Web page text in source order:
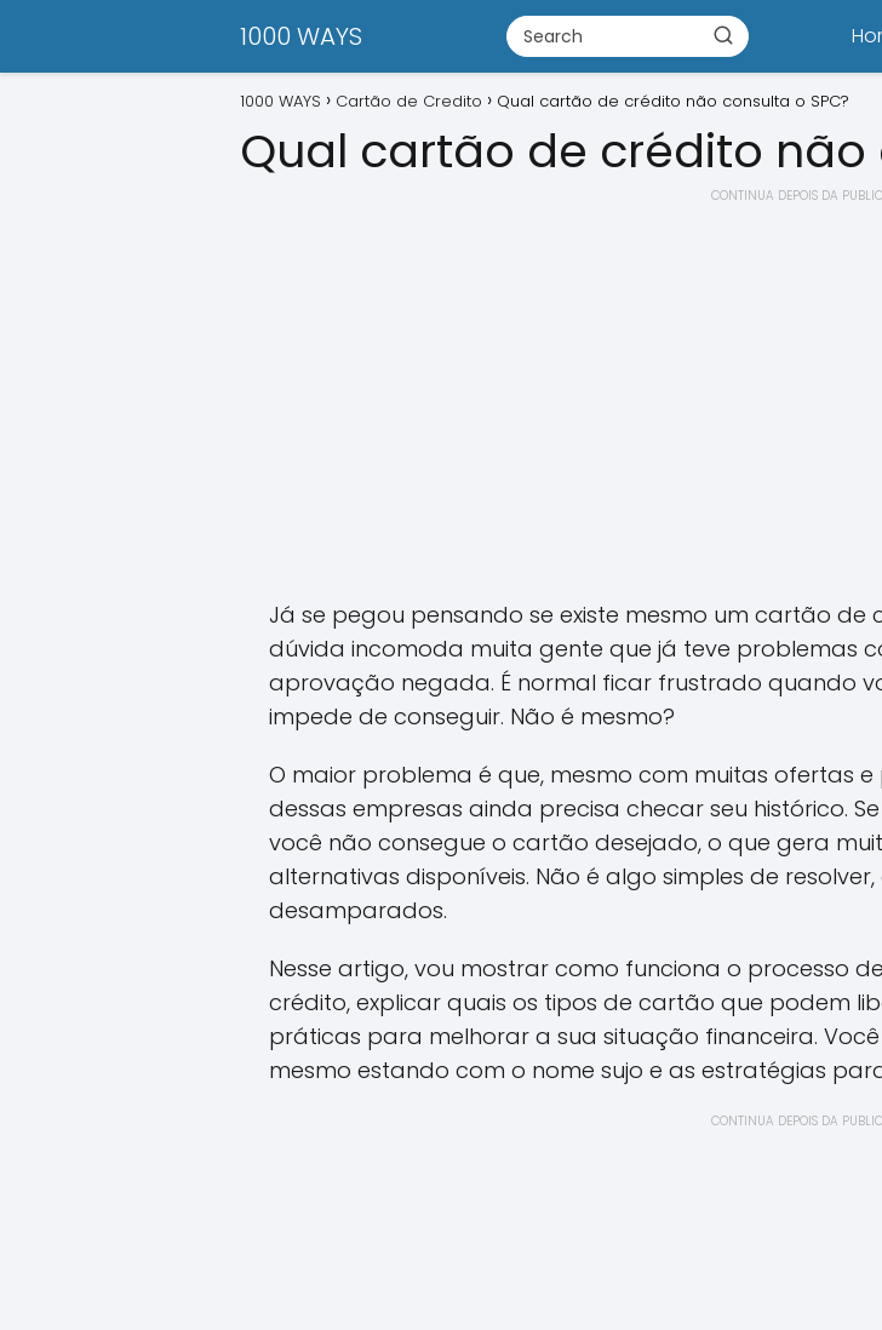
1000 WAYS
1000 WAYS Cartão de Credito Qual cartão de crédito não consulta o SPC?
Qual cartão de crédito não
CONTINUA DEPOIS DA
Já se pegou pensando se existe mesmo um cartão de
dúvida incomoda muita gente que já teve problemas
aprovação negada. É normal ficar frustrado quando
impede de conseguir. Não é mesmo?
O maior problema é que, mesmo com muitas ofertas
dessas empresas ainda precisa checar seu histórico.
você não consegue o cartão desejado, o que gera
alternativas disponíveis. Não é algo simples de
desamparados.
Nesse artigo, vou mostrar como funciona o processo
crédito, explicar quais os tipos de cartão que podem
práticas para melhorar a sua situação financeira.
mesmo estando com o nome sujo e as estratégias
CONTINUA DEPOIS DA